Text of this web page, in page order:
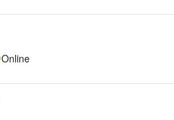
Online